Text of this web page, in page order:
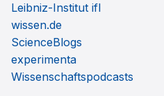
Leibniz-Institut ifl
wissen.de
ScienceBlogs
experimenta
Wissenschaftspodcasts